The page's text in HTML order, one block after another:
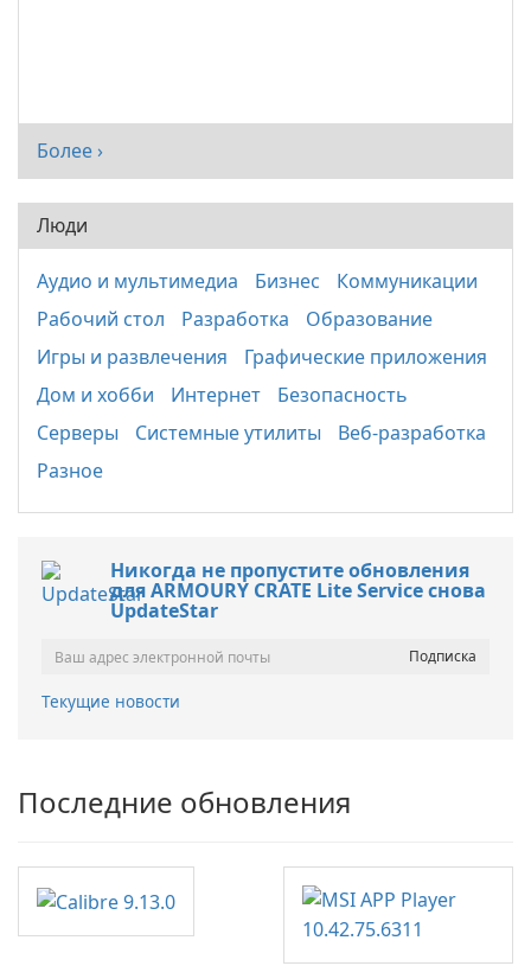
Более ›
Люди
Аудио и мультимедиа Бизнес
Коммуникации
Рабочий стол
Разработка
Образование
Игры и развлечения
Графические приложения
Дом и хобби
Интернет
Безопасность
Серверы
Системные утилиты
Веб-разработка
Разное
Никогда не пропустите обновления
для ARMOURY CRATE Lite Service снова
UpdateStar
Текущие новости
Последние обновления